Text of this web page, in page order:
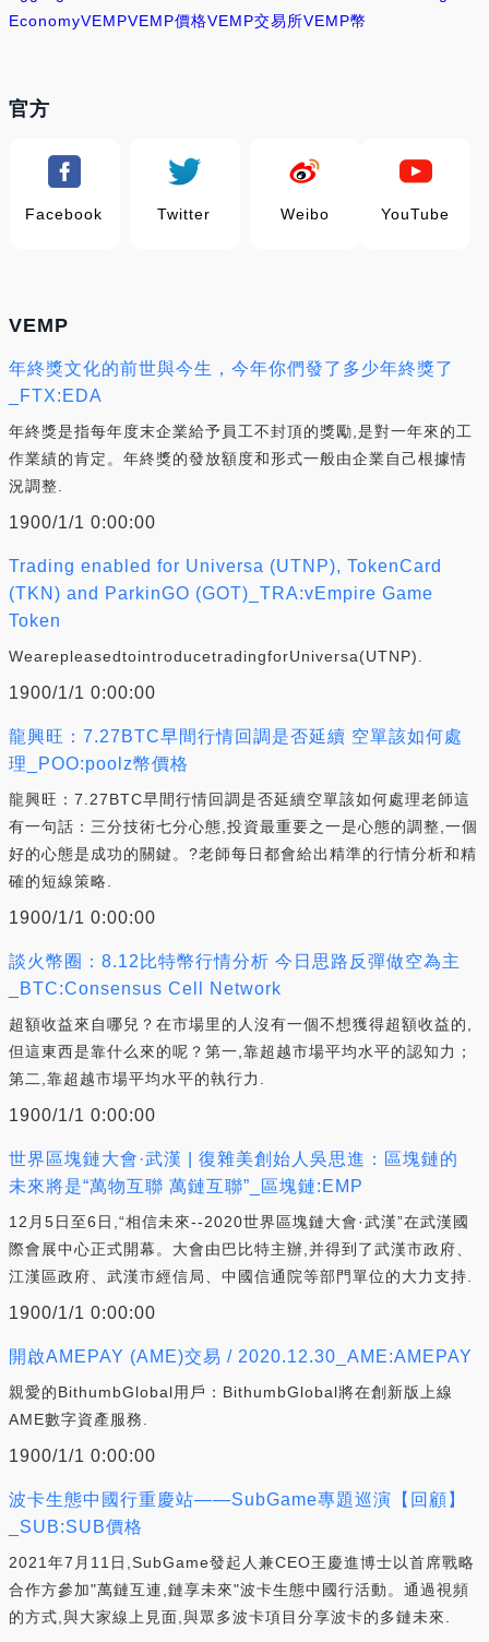
EconomyVEMPVEMP價格VEMP交易所VEMP幣
官方
Facebook Twitter Weibo YouTube
VEMP
年終獎文化的前世與今生，今年你們發了多少年終獎了
_FTX:EDA
年終獎是指每年度末企業給予員工不封頂的獎勵,是對一年來的工
作業績的肯定。年終獎的發放額度和形式一般由企業自己根據情
況調整.
1900/1/1 0:00:00
Trading enabled for Universa (UTNP), TokenCard
(TKN) and ParkinGO (GOT)_TRA:vEmpire Game
Token
WearepleasedtointroducetradingforUniversa(UTNP).
1900/1/1 0:00:00
龍興旺：7.27BTC早間行情回調是否延續 空單該如何處
理_POO:poolz幣價格
龍興旺：7.27BTC早間行情回調是否延續空單該如何處理老師這
有一句話：三分技術七分心態,投資最重要之一是心態的調整,一個
好的心態是成功的關鍵。?老師每日都會給出精準的行情分析和精
確的短線策略.
1900/1/1 0:00:00
談火幣圈：8.12比特幣行情分析 今日思路反彈做空為主
_BTC:Consensus Cell Network
超額收益來自哪兒？在市場里的人沒有一個不想獲得超額收益的,
但這東西是靠什么來的呢？第一,靠超越市場平均水平的認知力；
第二,靠超越市場平均水平的執行力.
1900/1/1 0:00:00
世界區塊鏈大會·武漢 | 復雜美創始人吳思進：區塊鏈的
未來將是“萬物互聯 萬鏈互聯”_區塊鏈:EMP
12月5日至6日,“相信未來--2020世界區塊鏈大會·武漢”在武漢國
際會展中心正式開幕。大會由巴比特主辦,并得到了武漢市政府、
江漢區政府、武漢市經信局、中國信通院等部門單位的大力支持.
1900/1/1 0:00:00
開啟AMEPAY (AME)交易 / 2020.12.30_AME:AMEPAY
親愛的BithumbGlobal用戶：BithumbGlobal將在創新版上線
AME數字資產服務.
1900/1/1 0:00:00
波卡生態中國行重慶站——SubGame專題巡演【回顧】
_SUB:SUB價格
2021年7月11日,SubGame發起人兼CEO王慶進博士以首席戰略
合作方參加"萬鏈互連,鏈享未來"波卡生態中國行活動。通過視頻
的方式,與大家線上見面,與眾多波卡項目分享波卡的多鏈未來.